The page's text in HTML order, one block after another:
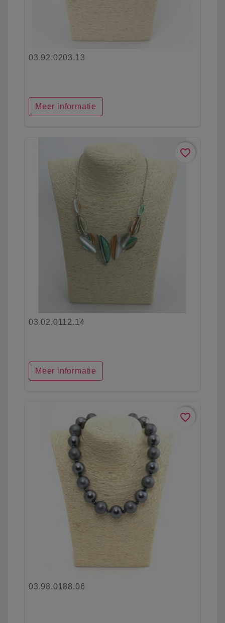
03.92.0203.13
Meer informatie
favorite_border
03.02.0112.14
Meer informatie
favorite_border
03.98.0188.06